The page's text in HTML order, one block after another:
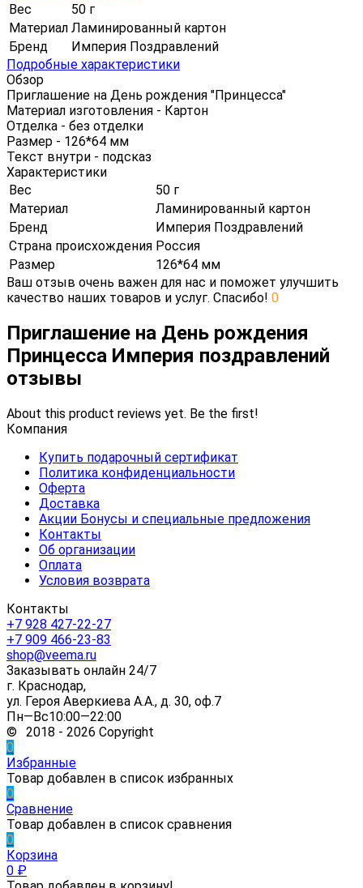
Вес
50 г
Материал Ламинированный картон
Бренд
Империя Поздравлений
Подробные характеристики
Обзор
Приглашение на День рождения "Принцесса"
Материал изготовления - Картон
Отделка - без отделки
Размер - 126*64 мм
Текст внутри - подсказ
Характеристики
Вес
50 г
Материал
Ламинированный картон
Бренд
Империя Поздравлений
Страна происхождения Россия
Размер
126*64 мм
Ваш отзыв очень важен для нас и поможет улучшить
качество наших товаров и услуг. Спасибо! 0
Приглашение на День рождения
Принцесса Империя поздравлений
отзывы
About this product reviews yet. Be the first!
Компания
Купить подарочный сертификат
Политика конфиденциальности
Оферта
Доставка
Акции Бонусы и специальные предложения
Контакты
Об организации
Оплата
Условия возврата
Контакты
+7 928 427-22-27
+7 909 466-23-83
shop@veema.ru
Заказывать онлайн 24/7
г. Краснодар,
ул. Героя Аверкиева А.А., д. 30, оф.7
Пн—Вс10:00—22:00
© 2018 - 2026 Copyright
0
Избранные
Товар добавлен в список избранных
0
Сравнение
Товар добавлен в список сравнения
0
Корзина
0 ₽